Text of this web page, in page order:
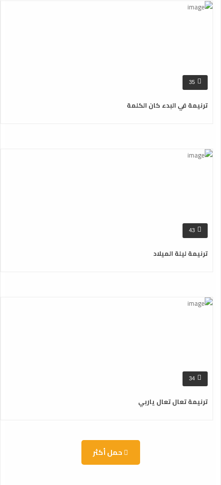
35
ترنيمة في البدء كان الكلمة
43
ترنيمة ليلة الميلاد
34
ترنيمة تعال تعال ياربي
حمل أكثر